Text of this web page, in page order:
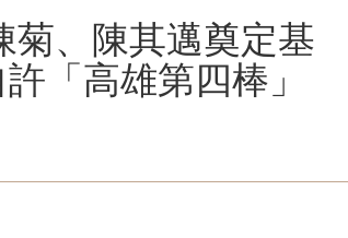
菊、陳其邁奠定基
「高雄第四棒」